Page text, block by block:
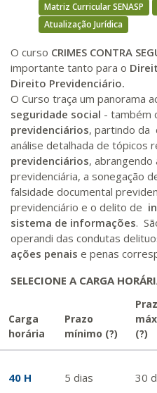
Matriz Curricular SENASP
Atualização Jurídica
O curso CRIMES CONTRA
importante tanto para o
Direito Previdenciário.
O Curso traça um panorama
seguridade social - também
previdenciários, partindo da
análise detalhada de tópicos
previdenciários, abrangendo
previdenciária, a sonegação
falsidade documental
previdenciário e o delito de
sistema de informações.
operandi das condutas
ações penais e penas
SELECIONE A CARGA
Carga
horária
Prazo
mínimo (?)
(?)
40 H 5 dias 30